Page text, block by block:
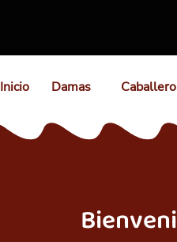
Inicio Damas